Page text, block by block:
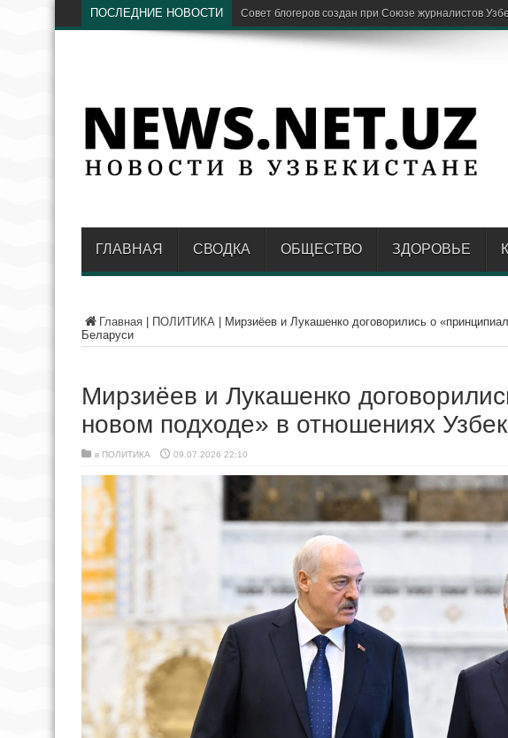
ПОСЛЕДНИЕ НОВОСТИ Предстоящая зима станет «испытательной» дл
ГЛАВНАЯ СВОДКА ОБЩЕСТВО ЗДОРОВЬЕ
Главная ПОЛИТИКА
Мирзиёев и Лукашенко договорились о
Беларуси
Мирзиёев и Лукашенко
новом подходе» в отношениях
в ПОЛИТИКА 09.07.2026 22:10